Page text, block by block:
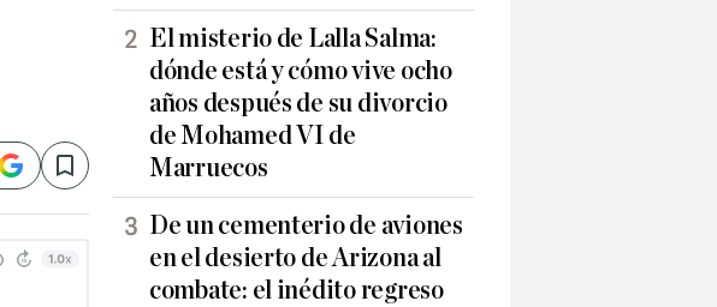
Save
El misterio de Lalla Salma:
dónde está y cómo vive ocho
años después de su divorcio
de Mohamed VI de
Marruecos
De un cementerio de aviones
en el desierto de Arizona al
combate: el inédito regreso